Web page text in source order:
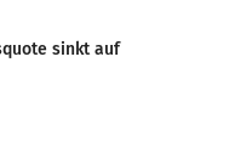
sinkt auf